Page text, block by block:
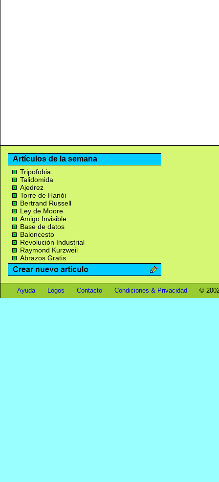
Artículos de la semana
Tripofobia
Talidomida
Ajedrez
Torre de Hanói
Bertrand Russell
Ley de Moore
Amigo Invisible
Base de datos
Baloncesto
Revolución Industrial
Raymond Kurzweil
Abrazos Gratis
Ayuda Logos Contacto Condiciones & Privacidad ©